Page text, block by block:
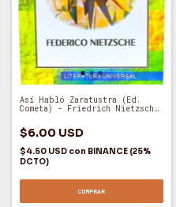
Así Habló Zaratustra (Ed.
Cometa) - Friedrich Nietzsche
$6.00 USD
$4.50 USD con BINANCE (25%
DCTO)
COMPRAR